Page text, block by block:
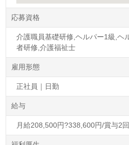
応募資格
介護職員基礎研修,ヘルパー1級,ヘ
者研修,介護福祉士
雇用形態
正社員｜日勤
給与
月給208,500円?338,600円/賞与2回